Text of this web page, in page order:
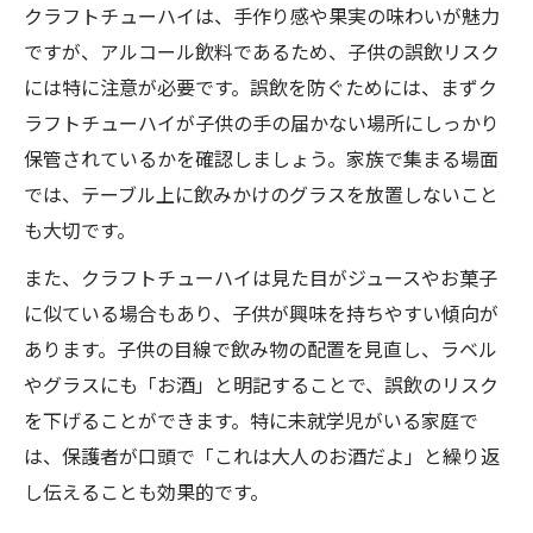
クラフトチューハイのアルコールが子供に
及ぼす影響
クラフトチューハイと未成年の健康リスク
を考える
クラフトチューハイ摂取による子供の身体
への影響
クラフトチューハイの誤飲時に考えられる
症状と対策
クラフトチューハイの成分が子供に与える
注意点
家飲みで気を付けたいアルコールと子供の距離
感
クラフトチューハイと子供のための安全な
飲酒環境作り
クラフトチューハイは、手作り感や果実の味わいが魅力
ですが、アルコール飲料であるため、子供の誤飲リスク
には特に注意が必要です。誤飲を防ぐためには、まずク
ラフトチューハイが子供の手の届かない場所にしっかり
保管されているかを確認しましょう。家族で集まる場面
では、テーブル上に飲みかけのグラスを放置しないこと
も大切です。
また、クラフトチューハイは見た目がジュースやお菓子
に似ている場合もあり、子供が興味を持ちやすい傾向が
あります。子供の目線で飲み物の配置を見直し、ラベル
やグラスにも「お酒」と明記することで、誤飲のリスク
を下げることができます。特に未就学児がいる家庭で
は、保護者が口頭で「これは大人のお酒だよ」と繰り返
し伝えることも効果的です。